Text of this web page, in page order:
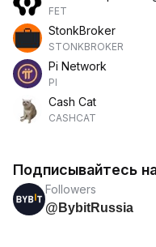
FET
StonkBroker
STONKBROKER
Pi Network
PI
Cash Cat
CASHCAT
Подписывайтесь
Followers
@BybitRussia